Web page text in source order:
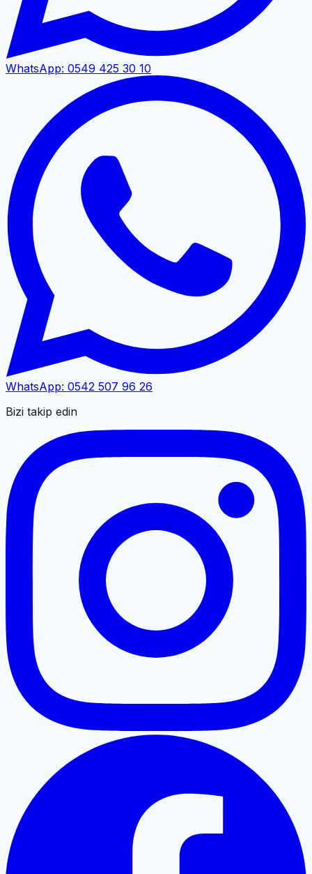
WhatsApp: 0549 425 30 10
WhatsApp: 0542 507 96 26
Bizi takip edin